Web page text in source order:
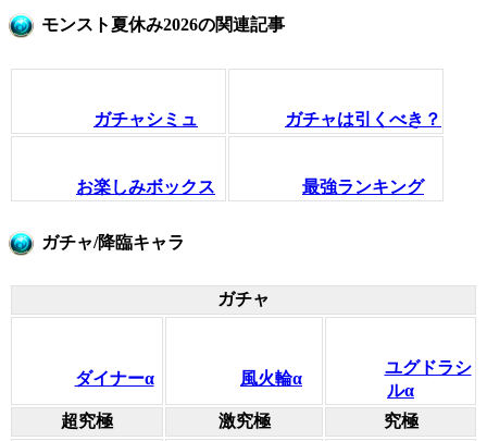
モンスト夏休み2026の関連記事
ガチャシミュ ガチャは引くべき？
お楽しみボックス 最強ランキング
ガチャ/降臨キャラ
ガチャ
ダイナーα 風火輪α
ユグドラシ
ルα
超究極
激究極 究極